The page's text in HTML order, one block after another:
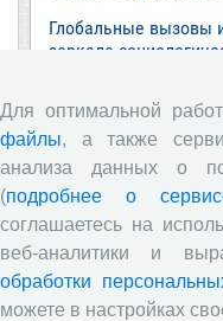
Глобальные вызовы
зеркале
Обзор научных
Е.В. Лукин: обзор
«взлетела» в
производства»,
июля, 2018 г.
Для оптимальной
файлы, а также
анализа данных о
(подробнее о
соглашаетесь на
веб-аналитики и
обработки
можете в настройках